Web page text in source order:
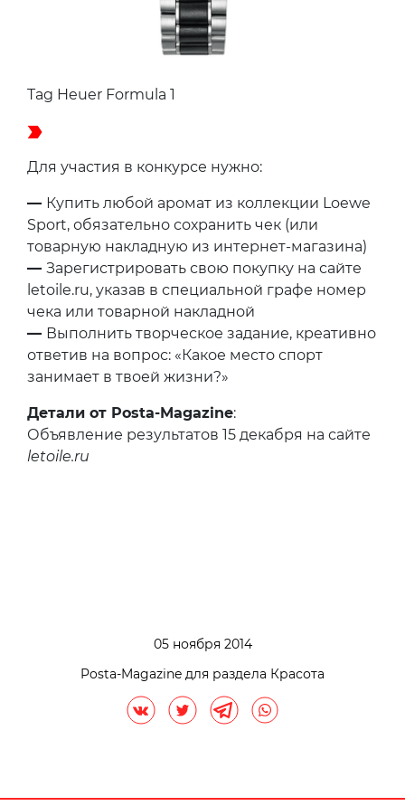
Tag Heuer Formula 1
Для участия в конкурсе нужно:
— Купить любой аромат из коллекции Loewe
Sport, обязательно сохранить чек (или
товарную накладную из интернет-магазина)
— Зарегистрировать свою покупку на сайте
letoile.ru, указав в специальной графе номер
чека или товарной накладной
— Выполнить творческое задание, креативно
ответив на вопрос: «Какое место спорт
занимает в твоей жизни?»
Детали от Posta-Magazine:
Объявление результатов 15 декабря на сайте
letoile.ru
05 ноября 2014
Posta-Magazine для раздела Красота